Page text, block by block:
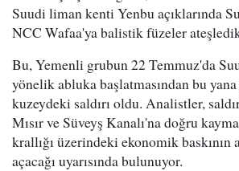
Suudi liman kenti Yenbu açıklarında
NCC Wafaa'ya balistik füzeler
Bu, Yemenli grubun 22 Temmuz'da
yönelik abluka başlatmasından bu
kuzeydeki saldırı oldu. Analistler,
Mısır ve Süveyş Kanalı'na doğru
krallığı üzerindeki ekonomik baskının
açacağı uyarısında bulunuyor.